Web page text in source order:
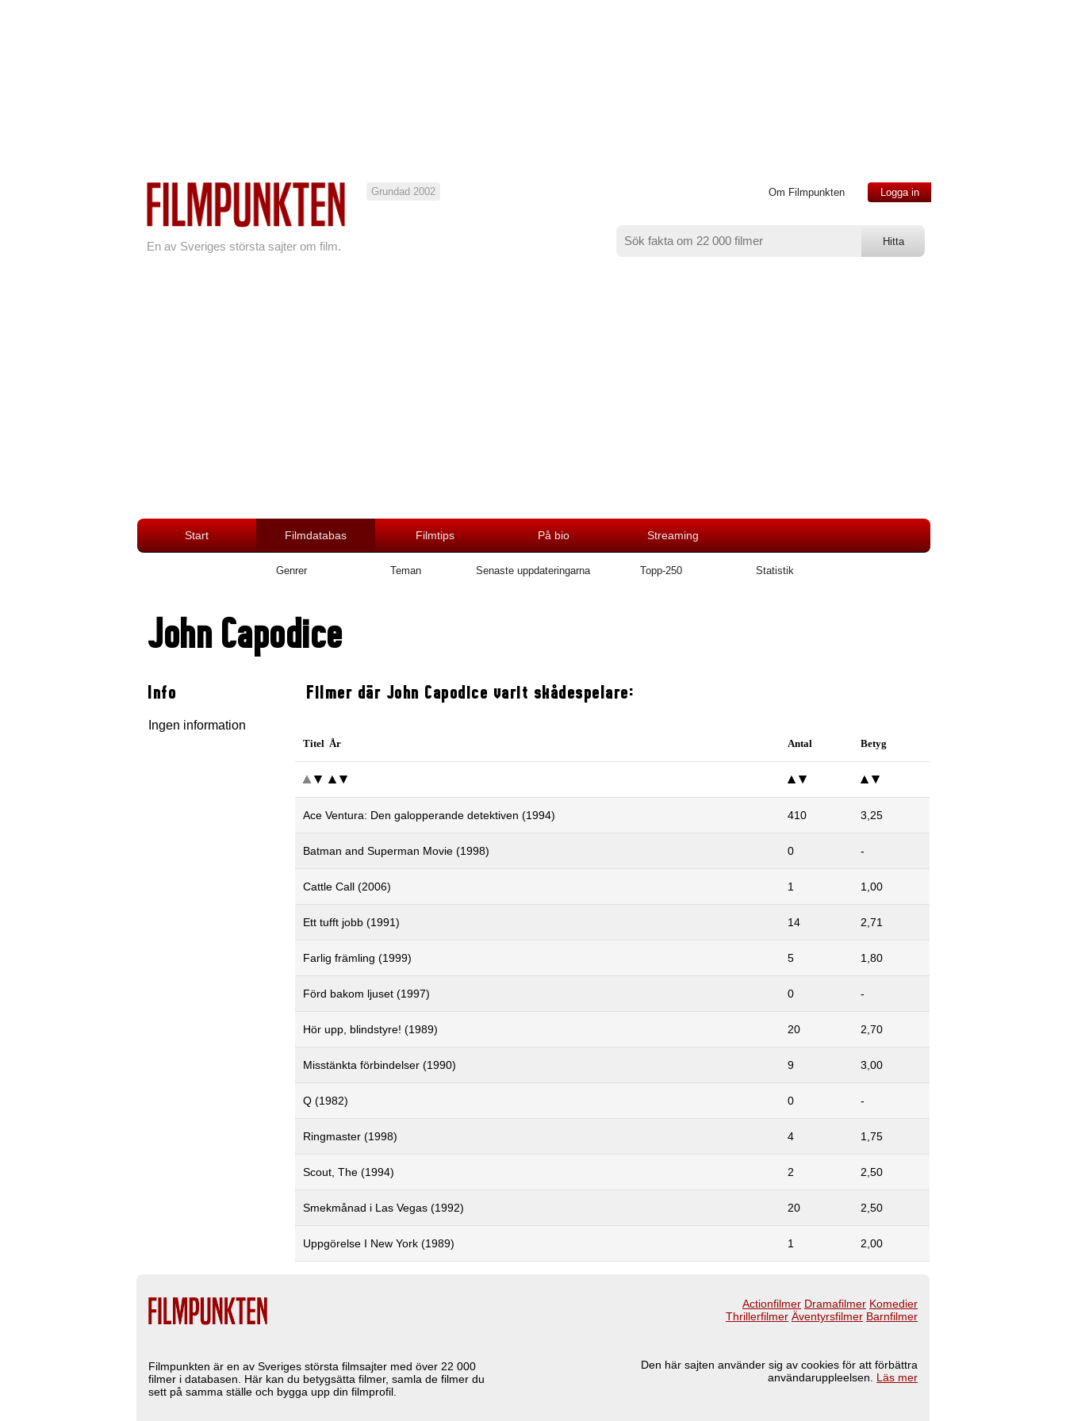
En av Sveriges största sajter om film.
Grundad 2002 Om Filmpunkten Logga in
Start Filmdatabas Filmtips På bio Streaming
Genrer Teman Senaste uppdateringarna Topp-250 Statistik
John Capodice
Info
Ingen information
Filmer där John Capodice varit skådespelare:
Titel År Antal Betyg
Ace Ventura: Den galopperande detektiven (1994) 410 3,25
Batman and Superman Movie (1998) 0 -
Cattle Call (2006) 1 1,00
Ett tufft jobb (1991) 14 2,71
Farlig främling (1999) 5 1,80
Förd bakom ljuset (1997) 0 -
Hör upp, blindstyre! (1989) 20 2,70
Misstänkta förbindelser (1990) 9 3,00
Q (1982) 0 -
Ringmaster (1998) 4 1,75
Scout, The (1994) 2 2,50
Smekmånad i Las Vegas (1992) 20 2,50
Uppgörelse I New York (1989) 1 2,00
Filmpunkten är en av Sveriges största filmsajter med över 22 000
filmer i databasen. Här kan du betygsätta filmer, samla de filmer du
sett på samma ställe och bygga upp din filmprofil.
Actionfilmer Dramafilmer Komedier
Thrillerfilmer Äventyrsfilmer Barnfilmer
Den här sajten använder sig av cookies för att förbättra
användaruppleelsen. Läs mer